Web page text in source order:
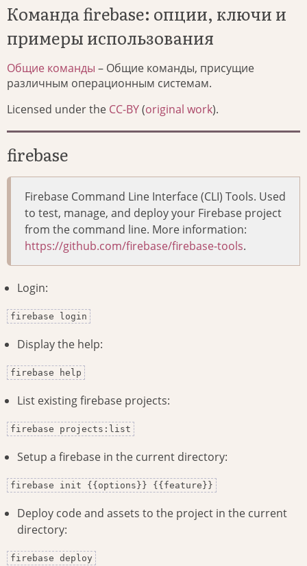
Команда firebase: опции, ключи и
примеры использования
Общие команды – Общие команды, присущие
различным операционным системам.
Licensed under the CC-BY(original work).
firebase
Firebase Command Line Interface (CLI) Tools. Used
to test, manage, and deploy your Firebase project
from the command line. More information:
https://github.com/firebase/firebase-tools.
Login:
firebase login
Display the help:
firebase help
List existing firebase projects:
firebase projects:list
Setup a firebase in the current directory:
firebase init {{options}} {{feature}}
Deploy code and assets to the project in the current
directory:
firebase deploy